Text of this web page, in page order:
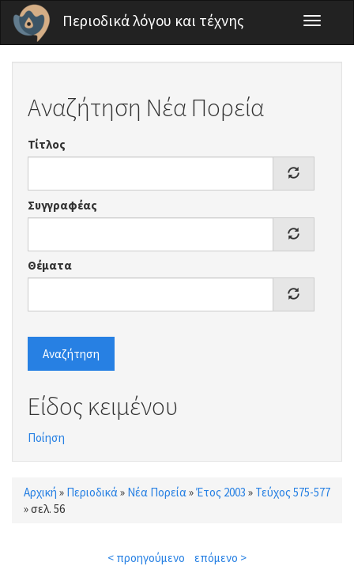
Παράκαμψη προς το κυρίως περιεχόμενο
Περιοδικά λόγου και τέχνης
Toggle
Αναζήτηση Νέα Πορεία
Τίτλος
Συγγραφέας
Θέματα
Αναζήτηση
Είδος κειμένου
Ποίηση
Είστε εδώ
Αρχική » Περιοδικά » Νέα Πορεία »Έτος 2003 » Τεύχος 575-577
»σελ. 56
< προηγούμενο επόμενο >